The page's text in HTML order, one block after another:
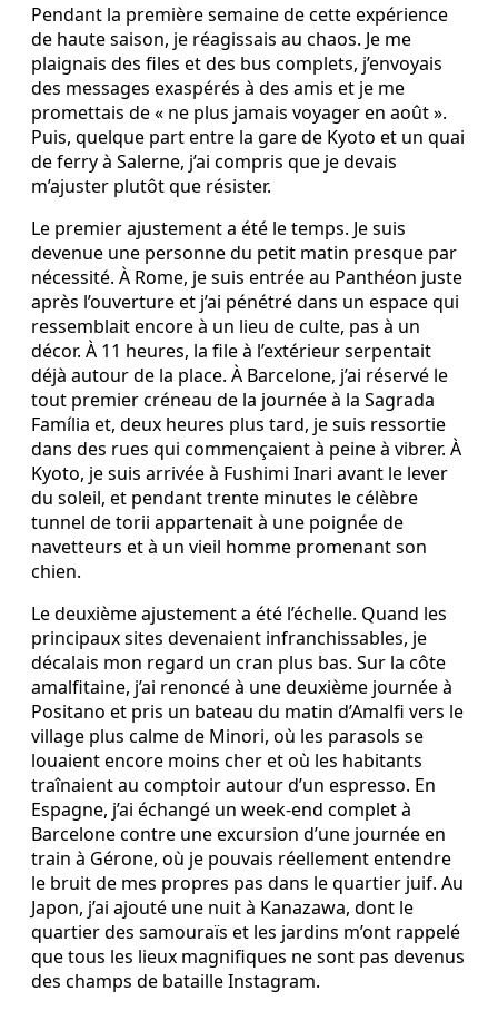
Pendant la première semaine de cette expérience
de haute saison, je réagissais au chaos. Je me
plaignais des files et des bus complets, j’envoyais
des messages exaspérés à des amis et je me
promettais de « ne plus jamais voyager en août ».
Puis, quelque part entre la gare de Kyoto et un quai
de ferry à Salerne, j’ai compris que je devais
m’ajuster plutôt que résister.
Le premier ajustement a été le temps. Je suis
devenue une personne du petit matin presque par
nécessité. À Rome, je suis entrée au Panthéon juste
après l’ouverture et j’ai pénétré dans un espace qui
ressemblait encore à un lieu de culte, pas à un
décor. À 11 heures, la file à l’extérieur serpentait
déjà autour de la place. À Barcelone, j’ai réservé le
tout premier créneau de la journée à la Sagrada
Família et, deux heures plus tard, je suis ressortie
dans des rues qui commençaient à peine à vibrer. À
Kyoto, je suis arrivée à Fushimi Inari avant le lever
du soleil, et pendant trente minutes le célèbre
tunnel de torii appartenait à une poignée de
navetteurs et à un vieil homme promenant son
chien.
Le deuxième ajustement a été l’échelle. Quand les
principaux sites devenaient infranchissables, je
décalais mon regard un cran plus bas. Sur la côte
amalfitaine, j’ai renoncé à une deuxième journée à
Positano et pris un bateau du matin d’Amalfi vers le
village plus calme de Minori, où les parasols se
louaient encore moins cher et où les habitants
traînaient au comptoir autour d’un espresso. En
Espagne, j’ai échangé un week-end complet à
Barcelone contre une excursion d’une journée en
train à Gérone, où je pouvais réellement entendre
le bruit de mes propres pas dans le quartier juif. Au
Japon, j’ai ajouté une nuit à Kanazawa, dont le
quartier des samouraïs et les jardins m’ont rappelé
que tous les lieux magnifiques ne sont pas devenus
des champs de bataille Instagram.